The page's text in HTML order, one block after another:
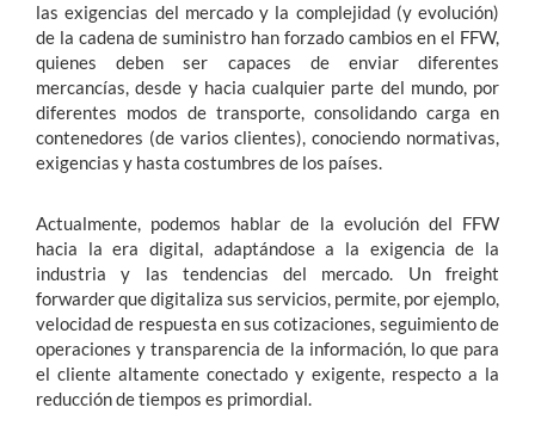
las exigencias del mercado y la complejidad (y evolución)
de la cadena de suministro han forzado cambios en el FFW,
quienes deben ser capaces de enviar diferentes
mercancías, desde y hacia cualquier parte del mundo, por
diferentes modos de transporte, consolidando carga en
contenedores (de varios clientes), conociendo normativas,
exigencias y hasta costumbres de los países.
Actualmente, podemos hablar de la evolución del FFW
hacia la era digital, adaptándose a la exigencia de la
industria y las tendencias del mercado. Un freight
forwarder que digitaliza sus servicios, permite, por ejemplo,
velocidad de respuesta en sus cotizaciones, seguimiento de
operaciones y transparencia de la información, lo que para
el cliente altamente conectado y exigente, respecto a la
reducción de tiempos es primordial.